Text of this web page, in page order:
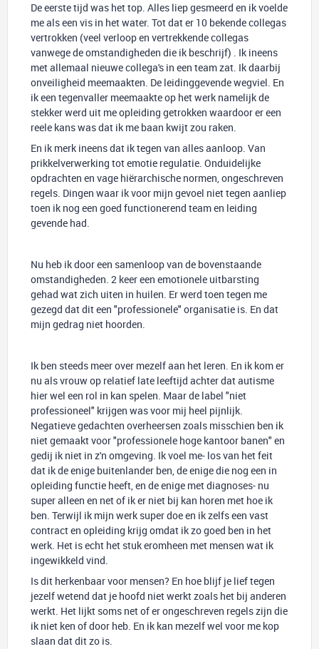
De eerste tijd was het top. Alles liep gesmeerd en ik voelde
me als een vis in het water. Tot dat er 10 bekende collegas
vertrokken (veel verloop en vertrekkende collegas
vanwege de omstandigheden die ik beschrijf) . Ik ineens
met allemaal nieuwe collega's in een team zat. Ik daarbij
onveiligheid meemaakten. De leidinggevende wegviel. En
ik een tegenvaller meemaakte op het werk namelijk de
stekker werd uit me opleiding getrokken waardoor er een
reele kans was dat ik me baan kwijt zou raken.
En ik merk ineens dat ik tegen van alles aanloop. Van
prikkelverwerking tot emotie regulatie. Onduidelijke
opdrachten en vage hiërarchische normen, ongeschreven
regels. Dingen waar ik voor mijn gevoel niet tegen aanliep
toen ik nog een goed functionerend team en leiding
gevende had.
Nu heb ik door een samenloop van de bovenstaande
omstandigheden. 2 keer een emotionele uitbarsting
gehad wat zich uiten in huilen. Er werd toen tegen me
gezegd dat dit een "professionele" organisatie is. En dat
mijn gedrag niet hoorden.
Ik ben steeds meer over mezelf aan het leren. En ik kom er
nu als vrouw op relatief late leeftijd achter dat autisme
hier wel een rol in kan spelen. Maar de label "niet
professioneel" krijgen was voor mij heel pijnlijk.
Negatieve gedachten overheersen zoals misschien ben ik
niet gemaakt voor "professionele hoge kantoor banen" en
gedij ik niet in z'n omgeving. Ik voel me- los van het feit
dat ik de enige buitenlander ben, de enige die nog een in
opleiding functie heeft, en de enige met diagnoses- nu
super alleen en net of ik er niet bij kan horen met hoe ik
ben. Terwijl ik mijn werk super doe en ik zelfs een vast
contract en opleiding krijg omdat ik zo goed ben in het
werk. Het is echt het stuk eromheen met mensen wat ik
ingewikkeld vind.
Is dit herkenbaar voor mensen? En hoe blijf je lief tegen
jezelf wetend dat je hoofd niet werkt zoals het bij anderen
werkt. Het lijkt soms net of er ongeschreven regels zijn die
ik niet ken of door heb. En ik kan mezelf wel voor me kop
slaan dat dit zo is.